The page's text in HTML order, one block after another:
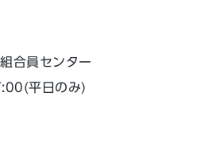
合員センター
平日のみ)